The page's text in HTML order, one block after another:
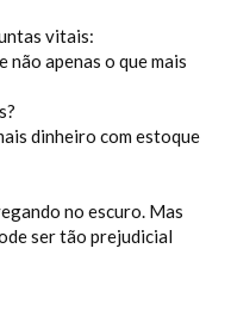
vitais:
apenas o que mais
dinheiro com estoque
no escuro. Mas
ser tão prejudicial